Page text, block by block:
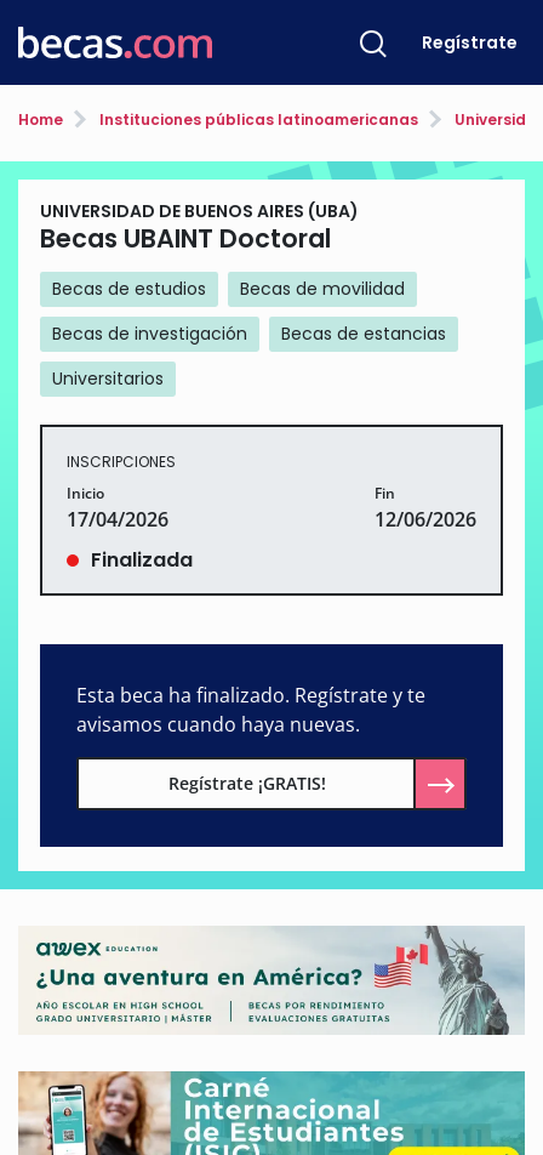
Regístrate
Home Instituciones públicas latinoamericanas
UNIVERSIDAD DE BUENOS AIRES (UBA)
Becas UBAINT Doctoral
Becas de estudios
Becas de movilidad
Becas de investigación
Becas de estancias
Universitarios
INSCRIPCIONES
Inicio
17/04/2026
Fin
12/06/2026
Finalizada
Esta beca ha finalizado. Regístrate y te
avisamos cuando haya nuevas.
Regístrate ¡GRATIS!